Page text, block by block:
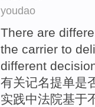
youdao
There are
the carrier to
different
有关记名提单是
实践中法院基于